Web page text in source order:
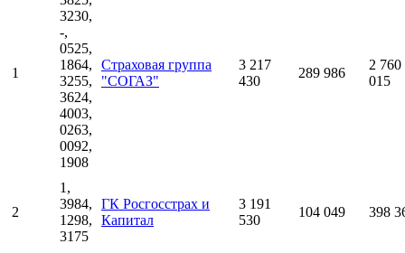
1
3230,
-,
0525,
1864,
3255,
3624,
4003,
0263,
0092,
1908
Страховая группа
"СОГАЗ"
3 217
430
289 986
2 760
015
2
1,
3984,
1298,
3175
ГК Росгосстрах и
Капитал
3 191
530
104 049 398